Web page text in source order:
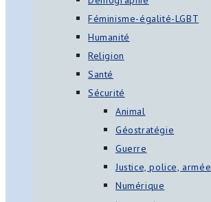
Féminisme-égalité-LGBT
Humanité
Religion
Santé
Sécurité
Animal
Géostratégie
Guerre
Justice, police, armée
Numérique